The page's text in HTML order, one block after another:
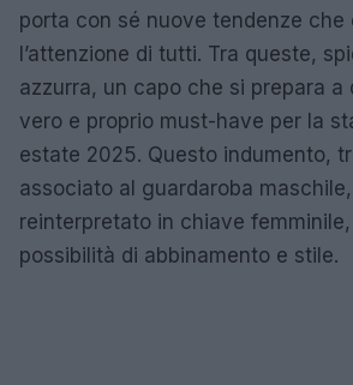
porta con sé nuove tendenze che
l’attenzione di tutti. Tra queste,
azzurra, un capo che si prepara a
vero e proprio must-have per la
estate 2025. Questo indumento,
associato al guardaroba
reinterpretato in chiave
possibilità di abbinamento e stile.